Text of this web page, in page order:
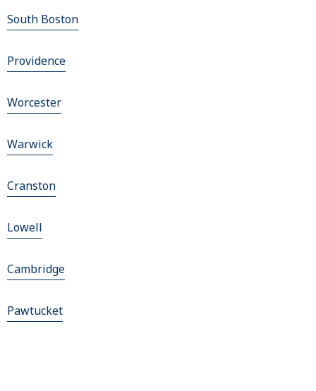
South Boston
Providence
Worcester
Warwick
Cranston
Lowell
Cambridge
Pawtucket